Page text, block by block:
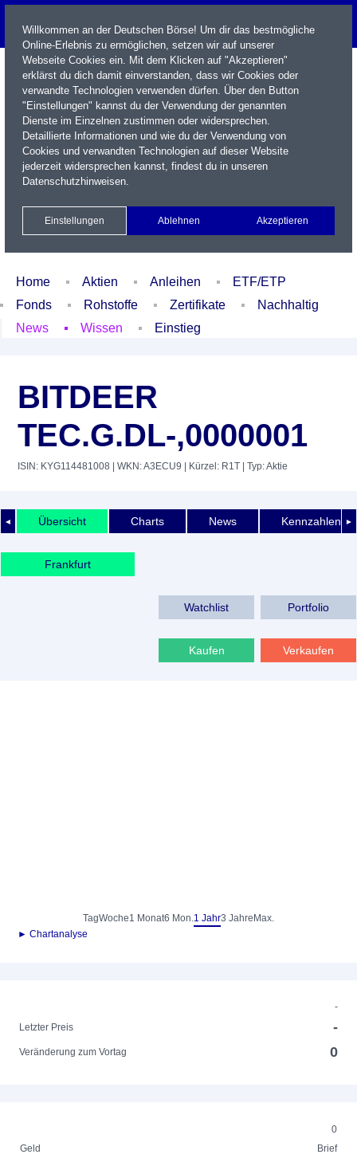
Name / WKN / ISIN / Kürzel
Xetra Realtime
Watchlist Portfolio Login
Home Aktien Anleihen
ETF/ETP
Fonds
Rohstoffe Zertifikate
Nachhaltig
News
Wissen Einstieg
BITDEER
TEC.G.DL-,0000001
ISIN: KYG114481008 | WKN: A3ECU9 | Kürzel: R1T | Typ: Aktie
◄ ►
Übersicht Charts News Kennzahlen
Frankfurt
Watchlist Portfolio
Kaufen Verkaufen
TagWoche1 Monat6 Mon.1 Jahr3 Jahre Max.
► Chartanalyse
-
Letzter Preis
-
Veränderung zum Vortag 0
0
Geld
Brief
Willkommen an der Deutschen Börse! Um dir das bestmögliche
Online-Erlebnis zu ermöglichen, setzen wir auf unserer
Webseite Cookies ein. Mit dem Klicken auf "Akzeptieren"
erklärst du dich damit einverstanden, dass wir Cookies oder
verwandte Technologien verwenden dürfen. Über den Button
"Einstellungen" kannst du der Verwendung der genannten
Dienste im Einzelnen zustimmen oder widersprechen.
Detaillierte Informationen und wie du der Verwendung von
Cookies und verwandten Technologien auf dieser Website
jederzeit widersprechen kannst, findest du in unseren
Datenschutzhinweisen.
Einstellungen Ablehnen Akzeptieren